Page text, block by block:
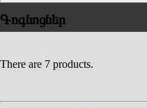
Գոգնոցներ
There are 7 products.